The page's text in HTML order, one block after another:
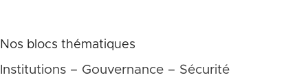
Nos blocs thématiques
Institutions – Gouvernance – Sécurité